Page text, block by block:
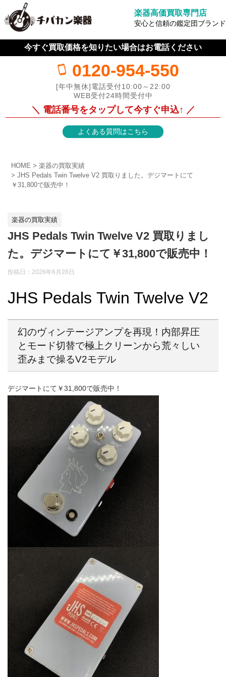
楽器高価買取専門店
安心と信頼の鑑定団ブランド
今すぐ買取価格を知りたい場合はお電話ください
0120-954-550
[年中無休]電話受付10:00～22:00
WEB受付24時間受付中
＼ 電話番号をタップして今すぐ申込↑ ／
よくある質問はこちら
HOME
楽器の買取実績
JHS Pedals Twin Twelve V2 買取りました。デジマートにて
￥31,800で販売中！
楽器の買取実績
JHS Pedals Twin Twelve V2 買取りまし
た。デジマートにて￥31,800で販売中！
投稿日：2026年6月28日
JHS Pedals Twin Twelve V2
幻のヴィンテージアンプを再現！内部昇圧
とモード切替で極上クリーンから荒々しい
歪みまで操るV2モデル
デジマートにて￥31,800で販売中！